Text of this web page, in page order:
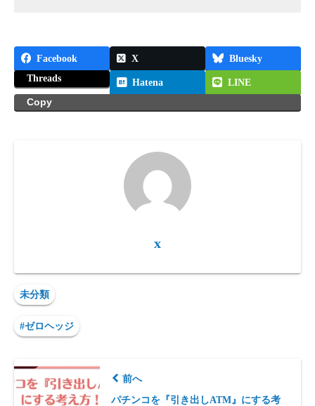
Facebook X
Bluesky
Threads
Hatena
LINE
Copy
x
未分類
#ゼロヘッジ
前へ
パチンコを『引き出しATM』にする考